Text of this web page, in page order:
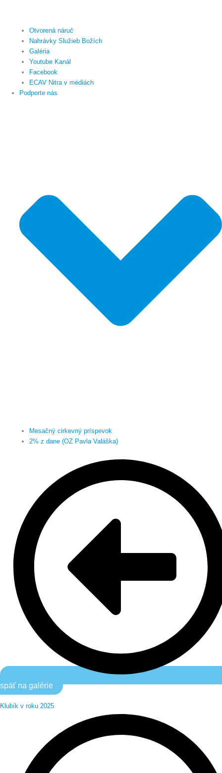
Otvorená náruč
Nahrávky Služieb Božích
Galéria
Youtube Kanál
Facebook
ECAV Nitra v médiách
Podporte nás
Mesačný cirkevný príspevok
2% z dane (OZ Pavla Valáška)
späť na galérie
Klubík v roku 2025